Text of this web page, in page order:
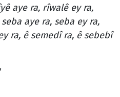
aye ra, rîwalê ey ra,
aye ra, seba ey ra,
ra, ê semedî ra, ê sebebî